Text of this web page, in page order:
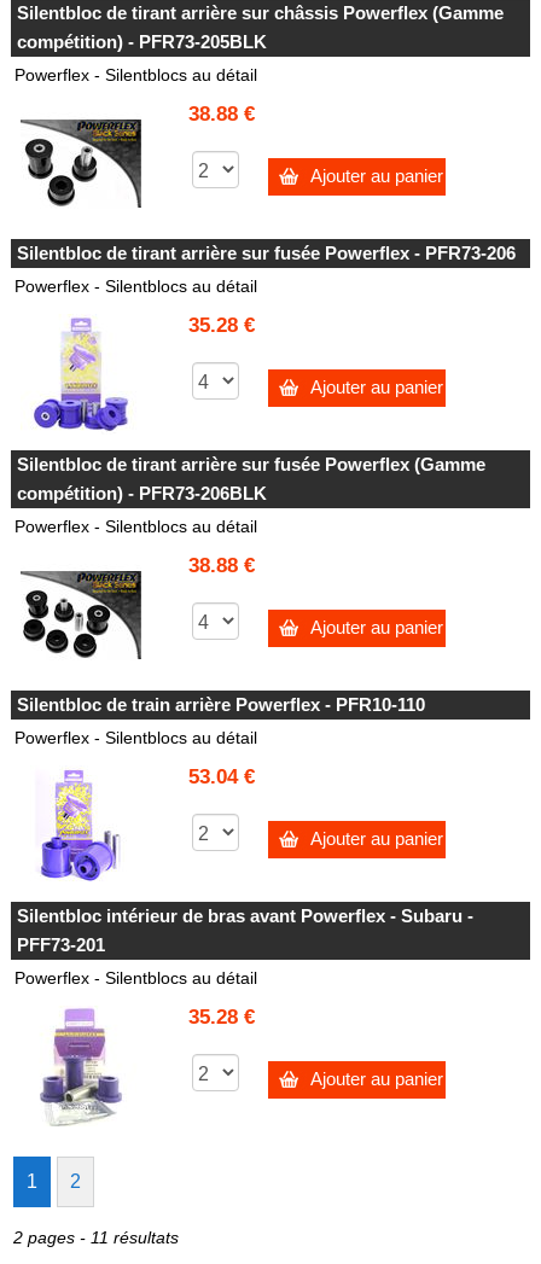
Silentbloc de tirant arrière sur châssis Powerflex (Gamme
compétition) - PFR73-205BLK
Powerflex - Silentblocs au détail
38.88 €
Ajouter au panier
Silentbloc de tirant arrière sur fusée Powerflex - PFR73-206
Powerflex - Silentblocs au détail
35.28 €
Ajouter au panier
Silentbloc de tirant arrière sur fusée Powerflex (Gamme
compétition) - PFR73-206BLK
Powerflex - Silentblocs au détail
38.88 €
Ajouter au panier
Silentbloc de train arrière Powerflex - PFR10-110
Powerflex - Silentblocs au détail
53.04 €
Ajouter au panier
Silentbloc intérieur de bras avant Powerflex - Subaru -
PFF73-201
Powerflex - Silentblocs au détail
35.28 €
Ajouter au panier
1 2
2 pages - 11 résultats